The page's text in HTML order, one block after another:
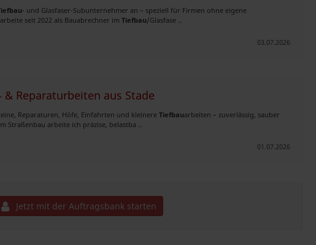
- und Glasfaser-Subunternehmer an – speziell für Firmen ohne eigene
seit 2022 als Bauabrechner im Tiefbau/Glasfase ..
03.07.2026
& Reparaturbeiten aus Stade
Reparaturen, Höfe, Einfahrten und kleinere Tiefbauarbeiten – zuverlässig, sauber
arbeite ich präzise, belastba ..
01.07.2026
Jetzt mit der Auftragsbank starten